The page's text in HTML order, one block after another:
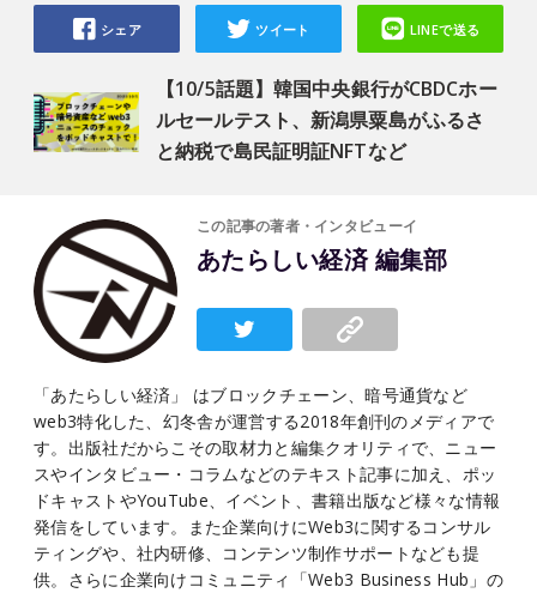
【10/5話題】韓国中央銀行がCBDCホー
ルセールテスト、新潟県粟島がふるさ
と納税で島民証明証NFTなど
シェア ツイート LINEで送る
この記事の著者・インタビューイ
あたらしい経済 編集部
「あたらしい経済」 はブロックチェーン、暗号通貨など
web3特化した、幻冬舎が運営する2018年創刊のメディアで
す。出版社だからこその取材力と編集クオリティで、ニュー
スやインタビュー・コラムなどのテキスト記事に加え、ポッ
ドキャストやYouTube、イベント、書籍出版など様々な情報
発信をしています。また企業向けにWeb3に関するコンサル
ティングや、社内研修、コンテンツ制作サポートなども提
供。さらに企業向けコミュニティ「Web3 Business Hub」の